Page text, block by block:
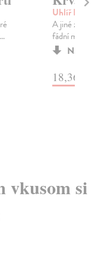
zdánlivě
...
vkusom si